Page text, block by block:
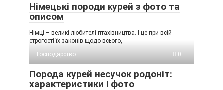
Німецькі породи курей з фото та
описом
Німці – великі любителі птахівництва. І це при всій
строгості їх законів щодо всього,
Господарство
0
Порода курей несучок родоніт:
характеристики і фото